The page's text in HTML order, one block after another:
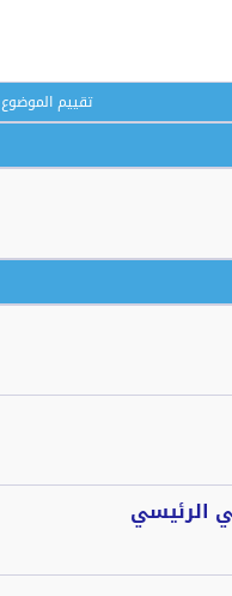
تقييم الموضوع